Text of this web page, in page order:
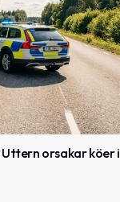
Uttern orsakar köer i